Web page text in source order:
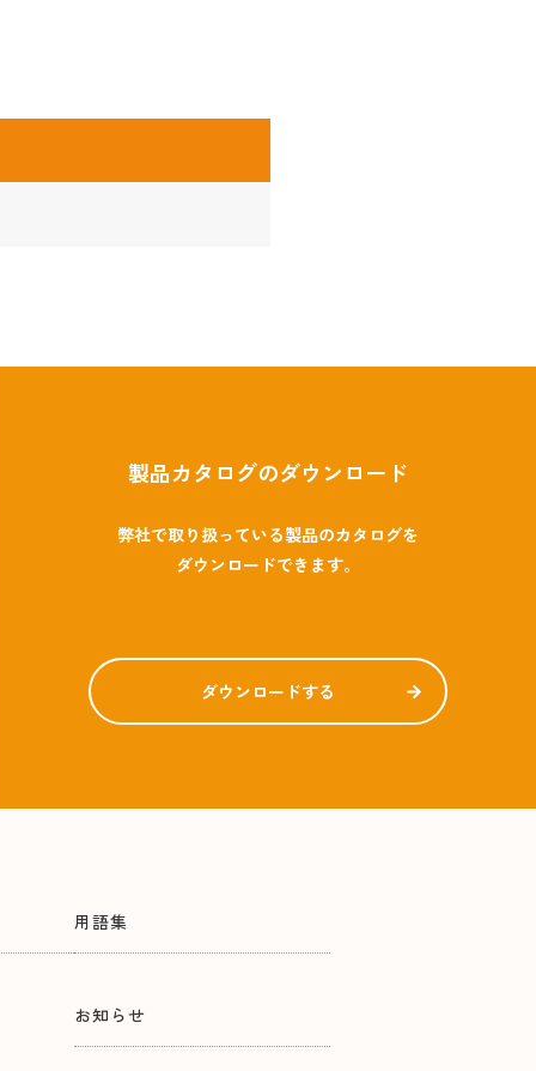
製品カタログのダウンロード
弊社で取り扱っている製品のカタログを
ダウンロードできます。
ダウンロードする
用語集
お知らせ